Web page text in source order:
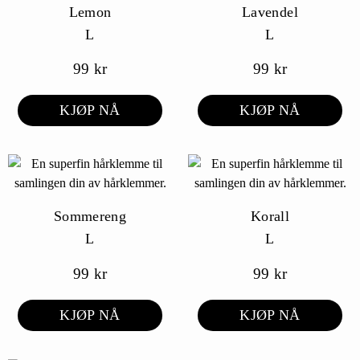
Lemon
L
99 kr
KJØP NÅ
Lavendel
L
99 kr
KJØP NÅ
Sommereng
L
99 kr
KJØP NÅ
Korall
L
99 kr
KJØP NÅ